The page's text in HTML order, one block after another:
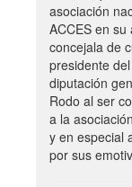
asociación
ACCES en
concejala de
presidente
diputación
Rodo al ser
a la
y en especial
por sus